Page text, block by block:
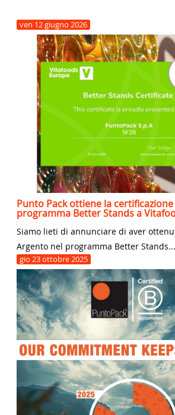
ven 12giugno 2026
Punto Pack ottiene la
programma Better Stands a
Siamo lieti di annunciare di aver
Argento nel programma Better Stands...
gio 23ottobre2025